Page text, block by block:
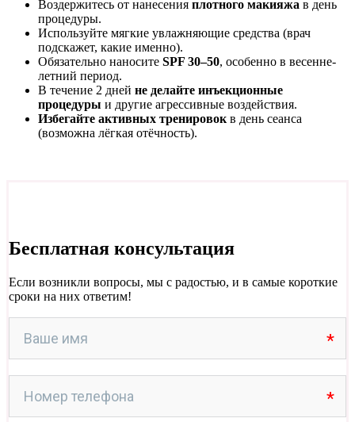
Воздержитесь от нанесения плотного макияжа в день
процедуры.
Используйте мягкие увлажняющие средства (врач
подскажет, какие именно).
Обязательно наносите SPF 30–50, особенно в весенне-
летний период.
В течение 2 дней не делайте инъекционные
процедуры и другие агрессивные воздействия.
Избегайте активных тренировок в день сеанса
(возможна лёгкая отёчность).
Бесплатная консультация
Если возникли вопросы, мы с радостью, и в самые короткие
сроки на них ответим!